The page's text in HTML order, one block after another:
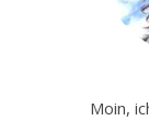
Moin,